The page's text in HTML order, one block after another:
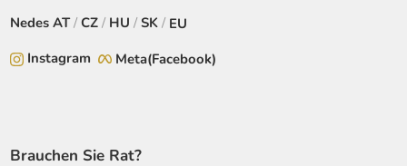
NedesAT / CZ / HU / SK / EU
Instagram
Meta(Facebook)
Brauchen Sie Rat?